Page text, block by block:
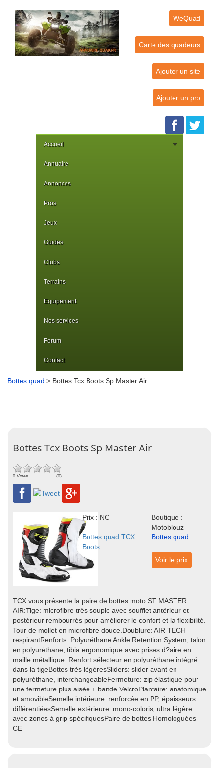
WeQuad
Carte des quadeurs
Ajouter un site
Ajouter un pro
Accueil
Annuaire
Annonces
Pros
Jeux
Guides
Clubs
Terrains
Equipement
Nos services
Forum
Contact
Bottes quad > Bottes Tcx Boots Sp Master Air
Bottes Tcx Boots Sp Master Air
0 Votes (0)
Prix : NC
Boutique :
Motoblouz
Bottes quad TCX
Boots
Bottes quad
Voir le prix
TCX vous présente la paire de bottes moto ST MASTER
AIR:Tige: microfibre très souple avec soufflet antérieur et
postérieur rembourrés pour améliorer le confort et la flexibilité.
Tour de mollet en microfibre douce.Doublure: AIR TECH
respirantRenforts: Polyuréthane Ankle Retention System, talon
en polyuréthane, tibia ergonomique avec prises d?aire en
maille métallique. Renfort sélecteur en polyuréthane intégré
dans la tigeBottes très légèresSliders: slider avant en
polyuréthane, interchangeableFermeture: zip élastique pour
une fermeture plus aisée + bande VelcroPlantaire: anatomique
et amovibleSemelle intérieure: renforcée en PP, épaisseurs
différentiéesSemelle extérieure: mono-coloris, ultra légère
avec zones à grip spécifiquesPaire de bottes Homologuées
CE